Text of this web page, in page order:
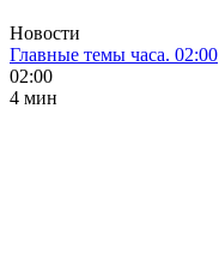
Новости
Главные темы часа. 02:00
02:00
4 мин